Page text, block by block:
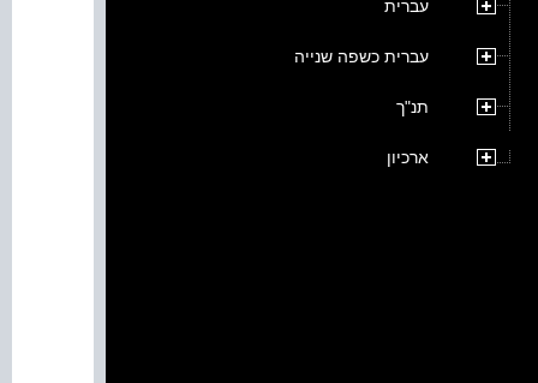
עברית
עברית כשפה שנייה
תנ"ך
ארכיון